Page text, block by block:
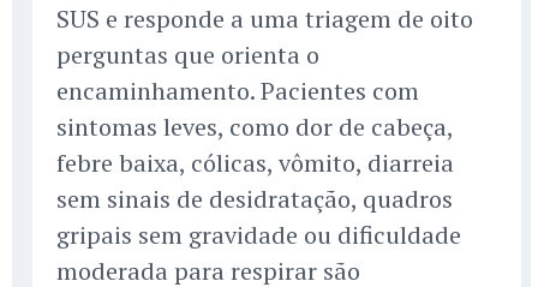
SUS e responde a uma triagem de oito
perguntas que orienta o
encaminhamento. Pacientes com
sintomas leves, como dor de cabeça,
febre baixa, cólicas, vômito, diarreia
sem sinais de desidratação, quadros
gripais sem gravidade ou dificuldade
moderada para respirar são